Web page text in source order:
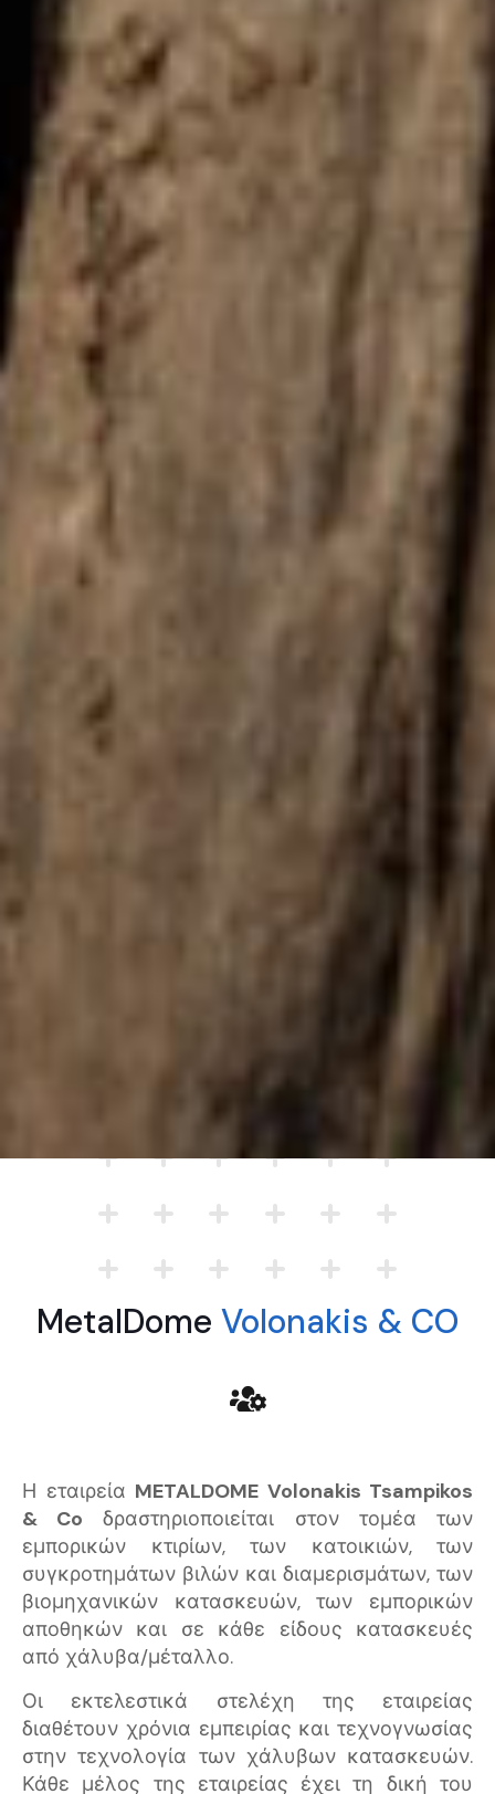
MetalDome Volonakis & CO
Η εταιρεία METALDOME Volonakis Tsampikos
& Co δραστηριοποιείται στον τομέα των
εμπορικών κτιρίων, των κατοικιών, των
συγκροτημάτων βιλών και διαμερισμάτων, των
βιομηχανικών κατασκευών, των εμπορικών
αποθηκών και σε κάθε είδους κατασκευές
από χάλυβα/μέταλλο.
Οι εκτελεστικά στελέχη της εταιρείας
διαθέτουν χρόνια εμπειρίας και τεχνογνωσίας
στην τεχνολογία των χάλυβων κατασκευών.
Κάθε μέλος της εταιρείας έχει τη δική του